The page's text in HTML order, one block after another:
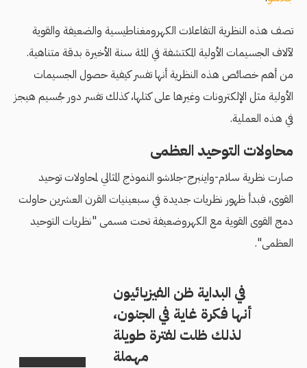
تصف هذه النظرية التفاعلات الكهرومغناطيسية والضعيفة والقوية
لآلاف الجسيمات الأولية المكتشفة في المئة سنة الأخيرة بدقة متناهية.
من أهم خصائص هذه النظرية أنها تفسر كيفية حصول الجسيمات
الأولية مثل الإلكترونات وغيرها على كتلها، كذلك تفسر دور جُسيم هيجز
في هذه العملية.
محاولات التوحيد العظمى
صارت نظرية سلام-واينبرج-جلاشو النموذج المثالي لمحاولات توحيد
القوى، فبدأ ظهور نظريات جديدة في سبعينيات القرن العشرين حاولت
دمج القوى القوية مع الكهروضعيفة تحت مسمى "نظريات التوحيد
العظمى".
في البداية ظن الفيزيائيون
أنها فكرة غاية في الجنون،
لذلك ظلت لفترة طويلة
مهملة